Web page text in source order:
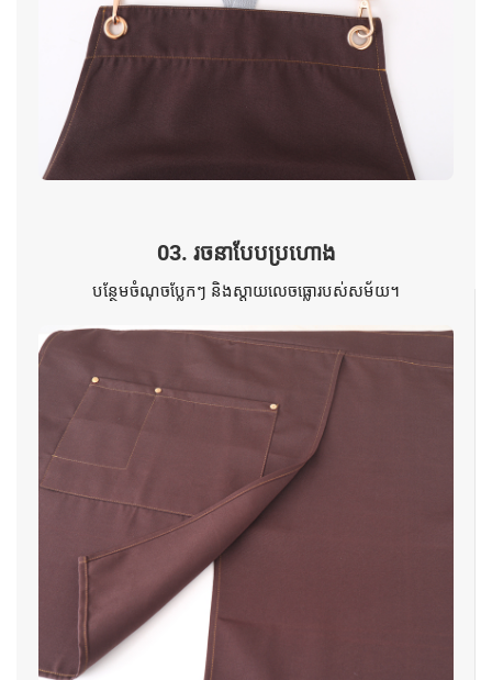
03. រចនាបែបប្រហោង
បន្ថែមចំណុចប្លែកៗ និងស្តាយលេចធ្លោរបស់សម័យ។